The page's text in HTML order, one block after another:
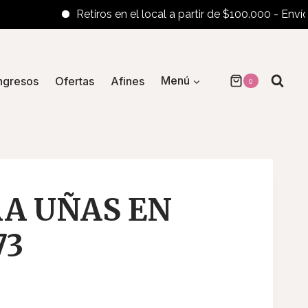
Retiros en el local a partir de $100.000 - Envíos al
Ofertas Afines Menú 0
UÑAS EN